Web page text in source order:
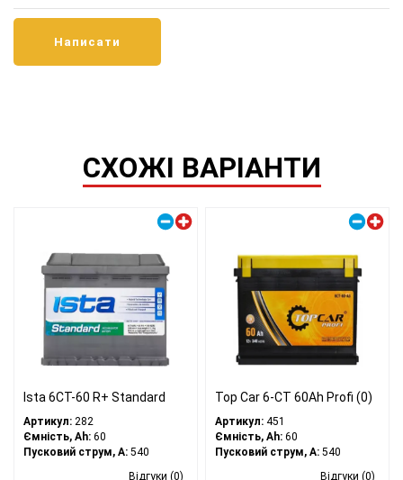
СХОЖІ ВАРІАНТИ
Ista 6СТ-60 R+ Standard
Артикул: 282
Ємність, Ah: 60
Пусковий струм, A: 540
Відгуки (0)
Top Car 6-CT 60Ah Profi (0)
Артикул: 451
Ємність, Ah: 60
Пусковий струм, A: 540
Відгуки (0)